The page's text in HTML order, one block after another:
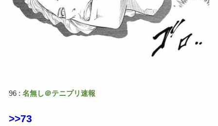
96 : 名無し＠テニプリ速報
>>73